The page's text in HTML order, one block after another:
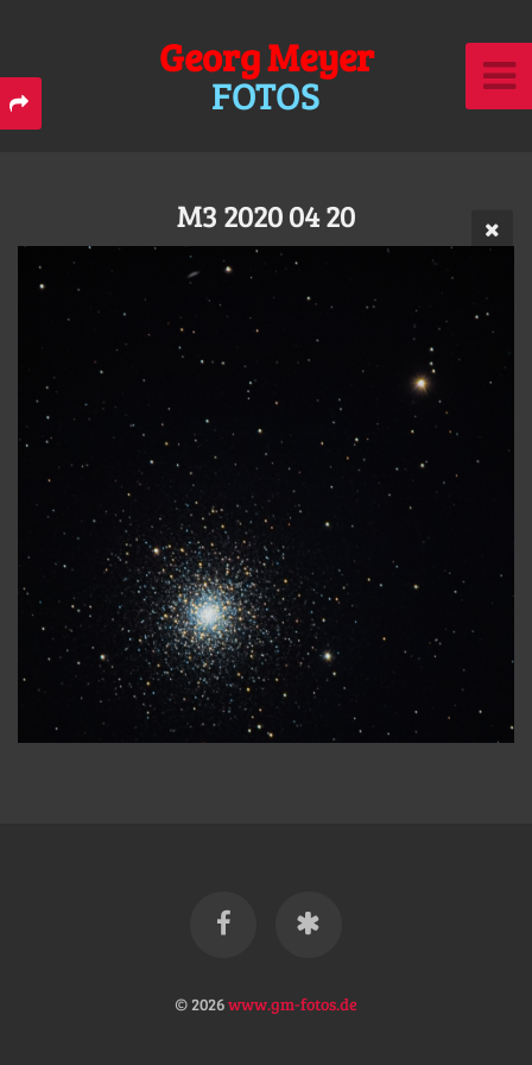
Georg Meyer
FOTOS
M3 2020 04 20
© 2026www.gm-fotos.de